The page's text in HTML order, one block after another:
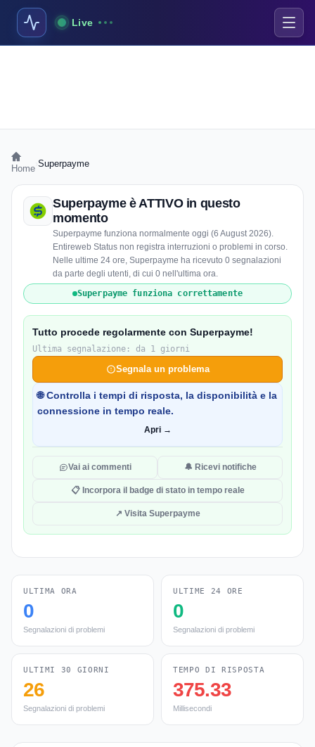
Live
Home Superpayme
Superpayme è ATTIVO in questo
momento
Superpayme funziona normalmente oggi (6 August 2026).
Entireweb Status non registra interruzioni o problemi in corso.
Nelle ultime 24 ore, Superpayme ha ricevuto 0 segnalazioni
da parte degli utenti, di cui 0 nell'ultima ora.
Superpayme funziona correttamente
Tutto procede regolarmente con Superpayme!
Ultima segnalazione: da 1 giorni
Segnala un problema
🌐 Controlla i tempi di risposta, la disponibilità e la
connessione in tempo reale.
Apri →
Vai ai commenti 🔔 Ricevi notifiche
📋 Incorpora il badge di stato in tempo reale
↗ Visita Superpayme
ULTIMA ORA
0
Segnalazioni di problemi
ULTIME 24 ORE
0
Segnalazioni di problemi
ULTIMI 30 GIORNI
26
Segnalazioni di problemi
TEMPO DI RISPOSTA
375.33
Millisecondi